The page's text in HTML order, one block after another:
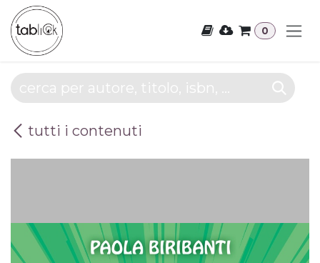
Passa al contenuto
0
tutti i contenuti